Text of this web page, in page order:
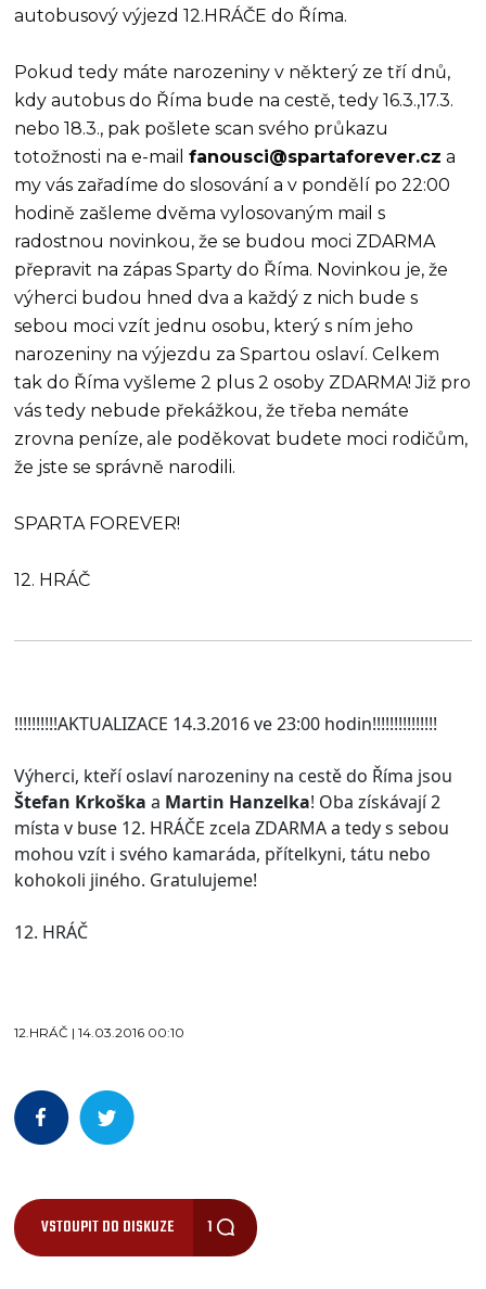
autobusový výjezd 12.HRÁČE do Říma.
Pokud tedy máte narozeniny v některý ze tří dnů,
kdy autobus do Říma bude na cestě, tedy 16.3.,17.3.
nebo 18.3., pak pošlete scan svého průkazu
totožnosti na e-mailfanousci@spartaforever.cz a
my vás zařadíme do slosování a v pondělí po 22:00
hodině zašleme dvěma vylosovaným mail s
radostnou novinkou, že se budou moci ZDARMA
přepravit na zápas Sparty do Říma. Novinkou je, že
výherci budou hned dva a každý z nich bude s
sebou moci vzít jednu osobu, který s ním jeho
narozeniny na výjezdu za Spartou oslaví. Celkem
tak do Říma vyšleme 2 plus 2 osoby ZDARMA! Již pro
vás tedy nebude překážkou, že třeba nemáte
zrovna peníze, ale poděkovat budete moci rodičům,
že jste se správně narodili.
SPARTA FOREVER!
12. HRÁČ
!!!!!!!!!!AKTUALIZACE 14.3.2016 ve 23:00 hodin!!!!!!!!!!!!!!!
Výherci, kteří oslaví narozeniny na cestě do Říma jsou
Štefan Krkoška a Martin Hanzelka! Oba získávají 2
místa v buse 12. HRÁČE zcela ZDARMA a tedy s sebou
mohou vzít i svého kamaráda, přítelkyni, tátu nebo
kohokoli jiného. Gratulujeme!
12. HRÁČ
12.HRÁČ | 14.03.2016 00:10
VSTOUPIT DO DISKUZE 1